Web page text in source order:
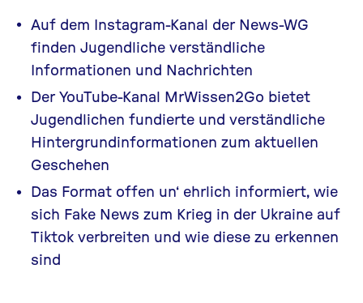
Auf dem Instagram-Kanal der News-WG
finden Jugendliche verständliche
Informationen und Nachrichten
Der YouTube-Kanal MrWissen2Go bietet
Jugendlichen fundierte und verständliche
Hintergrundinformationen zum aktuellen
Geschehen
Das Format offen un‘ ehrlich informiert, wie
sich Fake News zum Krieg in der Ukraine auf
Tiktok verbreiten und wie diese zu erkennen
sind